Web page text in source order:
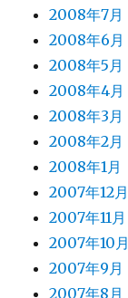
2008年7月
2008年6月
2008年5月
2008年4月
2008年3月
2008年2月
2008年1月
2007年12月
2007年11月
2007年10月
2007年9月
2007年8月